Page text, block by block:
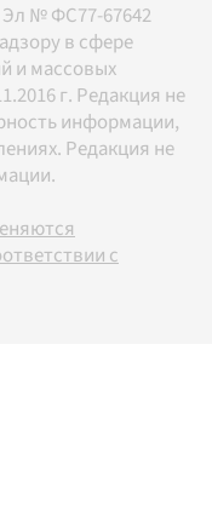
№ ФС77-67642
в сфере
и массовых
г. Редакция не
информации,
Редакция не
с